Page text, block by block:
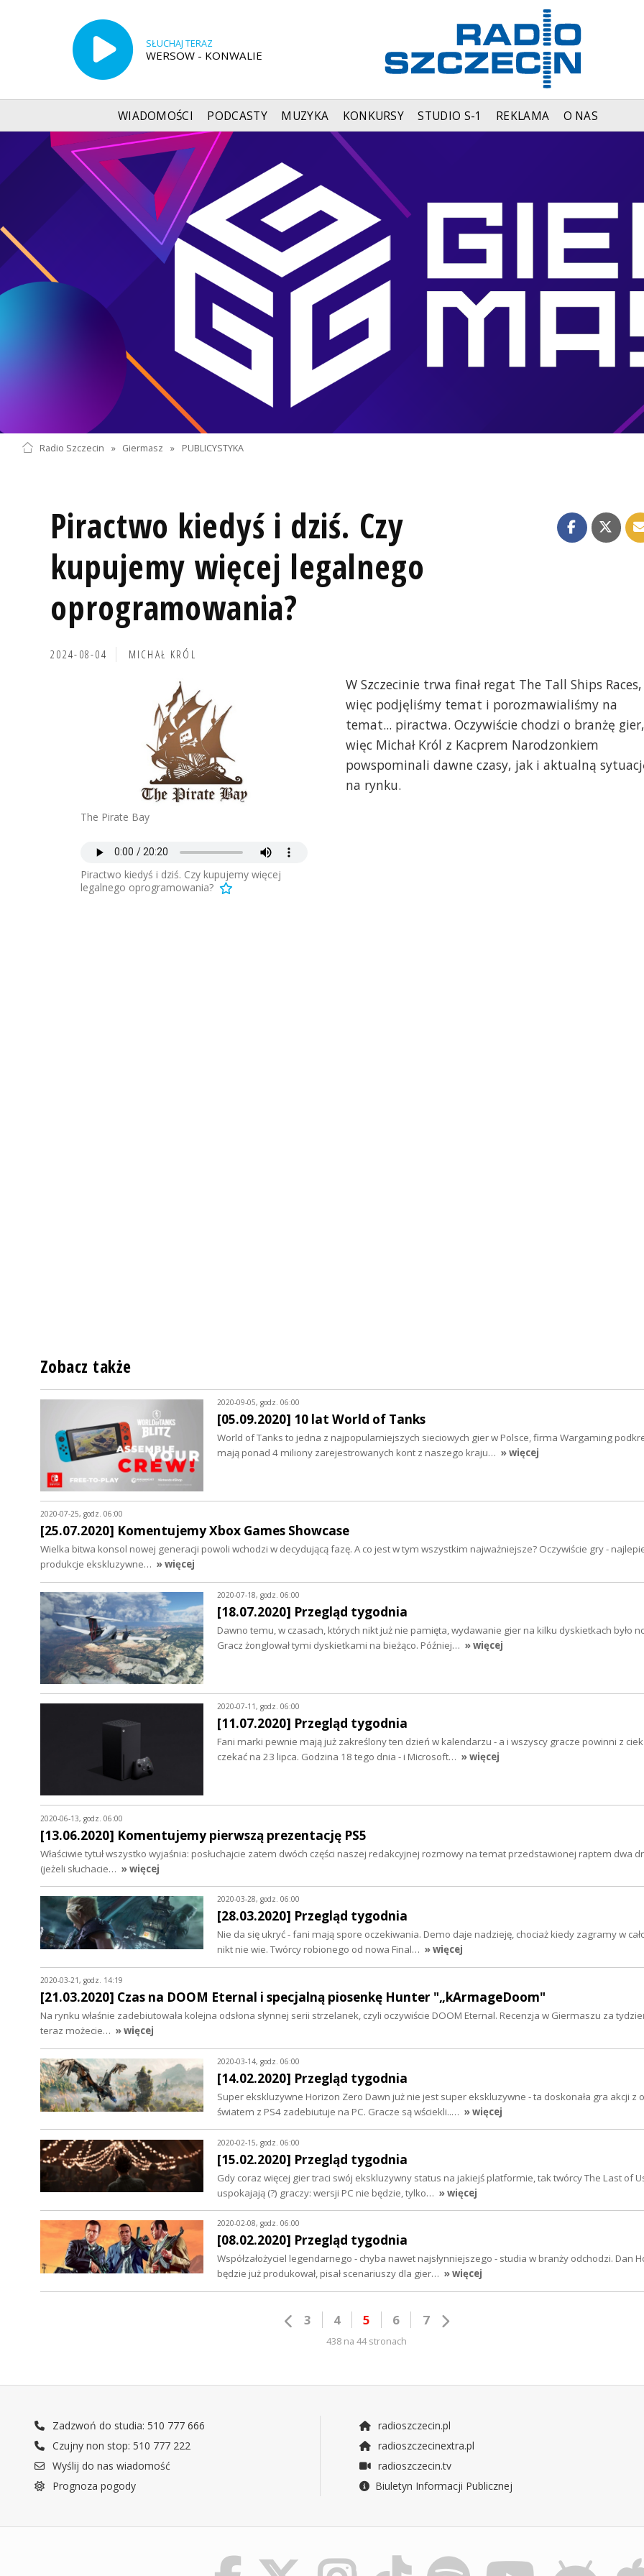
SŁUCHAJ TERAZ
WERSOW - KONWALIE
WIADOMOŚCI PODCASTY MUZYKA KONKURSY STUDIO S-1 REKLAMA O NAS
Radio Szczecin » Giermasz » PUBLICYSTYKA
Piractwo kiedyś i dziś. Czy
kupujemy więcej legalnego
oprogramowania?
2024-08-04 MICHAŁ KRÓL
The Pirate Bay
Piractwo kiedyś i dziś. Czy kupujemy więcej
legalnego oprogramowania?
W Szczecinie trwa finał regat The Tall Ships Races,
więc podjęliśmy temat i porozmawialiśmy na
temat... piractwa. Oczywiście chodzi o branżę gier,
więc Michał Król z Kacprem Narodzonkiem
powspominali dawne czasy, jak i aktualną
na rynku.
Zobacz także
2020-09-05, godz. 06:00
[05.09.2020] 10 lat World of Tanks
World of Tanks to jedna z najpopularniejszych sieciowych gier w Polsce, firma Wargaming
mają ponad 4 miliony zarejestrowanych kont z naszego kraju… » więcej
2020-07-25, godz. 06:00
[25.07.2020] Komentujemy Xbox Games Showcase
Wielka bitwa konsol nowej generacji powoli wchodzi w decydującą fazę. A co jest w tym wszystkim najważniejsze? Oczywiście gry -
produkcje ekskluzywne… » więcej
2020-07-18, godz. 06:00
[18.07.2020] Przegląd tygodnia
Dawno temu, w czasach, których nikt już nie pamięta, wydawanie gier na kilku dyskietkach było
Gracz żonglował tymi dyskietkami na bieżąco. Później… » więcej
2020-07-11, godz. 06:00
[11.07.2020] Przegląd tygodnia
Fani marki pewnie mają już zakreślony ten dzień w kalendarzu - a i wszyscy gracze powinni z
czekać na 23 lipca. Godzina 18 tego dnia - i Microsoft… » więcej
2020-06-13, godz. 06:00
[13.06.2020] Komentujemy pierwszą prezentację PS5
Właściwie tytuł wszystko wyjaśnia: posłuchajcie zatem dwóch części naszej redakcyjnej rozmowy na temat przedstawionej raptem dwa
(jeżeli słuchacie… » więcej
2020-03-28, godz. 06:00
[28.03.2020] Przegląd tygodnia
Nie da się ukryć - fani mają spore oczekiwania. Demo daje nadzieję, chociaż kiedy zagramy w
nikt nie wie. Twórcy robionego od nowa Final… » więcej
2020-03-21, godz. 14:19
[21.03.2020] Czas na DOOM Eternal i specjalną piosenkę Hunter "„kArmageDoom"
Na rynku właśnie zadebiutowała kolejna odsłona słynnej serii strzelanek, czyli oczywiście DOOM Eternal. Recenzja w Giermaszu za
teraz możecie… » więcej
2020-03-14, godz. 06:00
[14.02.2020] Przegląd tygodnia
Super ekskluzywne Horizon Zero Dawn już nie jest super ekskluzywne - ta doskonała gra akcji z
światem z PS4 zadebiutuje na PC. Gracze są wściekli..… » więcej
2020-02-15, godz. 06:00
[15.02.2020] Przegląd tygodnia
Gdy coraz więcej gier traci swój ekskluzywny status na jakiejś platformie, tak twórcy The Last of
uspokajają (?) graczy: wersji PC nie będzie, tylko… » więcej
2020-02-08, godz. 06:00
[08.02.2020] Przegląd tygodnia
Współzałożyciel legendarnego - chyba nawet najsłynniejszego - studia w branży odchodzi. Dan
będzie już produkował, pisał scenariuszy dla gier… » więcej
3 4 5 6 7
438 na 44 stronach
Zadzwoń do studia: 510 777 666
Czujny non stop: 510 777 222
Wyślij do nas wiadomość
Prognoza pogody
radioszczecin.pl
radioszczecinextra.pl
radioszczecin.tv
Biuletyn Informacji Publicznej